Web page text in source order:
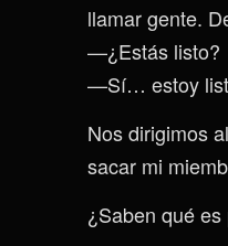
llamar gente.
—¿Estás listo?
—Sí… estoy
Nos dirigimos
sacar mi
¿Saben qué